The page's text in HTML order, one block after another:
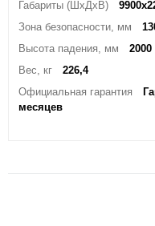
Габариты (ШхДхВ)
Зона безопасности, мм
Высота падения, мм
2000
Вес, кг
226,4
Официальная гарантия
месяцев